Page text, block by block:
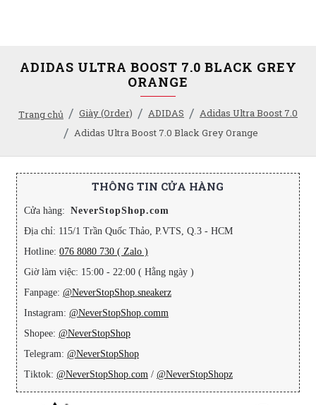
Trang chủ Giày (Order) ADIDAS
Adidas Ultra Boost 7.0
Adidas Ultra Boost 7.0 Black Grey Orange
ADIDAS ULTRA BOOST 7.0 BLACK GREY
ORANGE
THÔNG TIN CỬA HÀNG
Cửa hàng: NeverStopShop.com
Địa chỉ: 115/1 Trần Quốc Thảo, P.VTS, Q.3 - HCM
Hotline: 076 8080 730 ( Zalo )
Giờ làm việc: 15:00 - 22:00 ( Hằng ngày )
Fanpage: @NeverStopShop.sneakerz
Instagram: @NeverStopShop.comm
Shopee: @NeverStopShop
Telegram: @NeverStopShop
Tiktok: @NeverStopShop.com / @NeverStopShopz